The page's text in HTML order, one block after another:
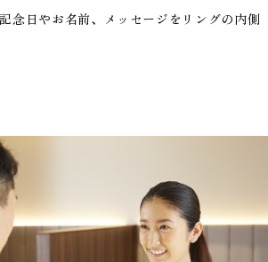
念日やお名前、メッセージを リングの内側